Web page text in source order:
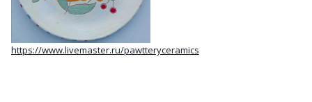
https://www.livemaster.ru/pawtteryceramics